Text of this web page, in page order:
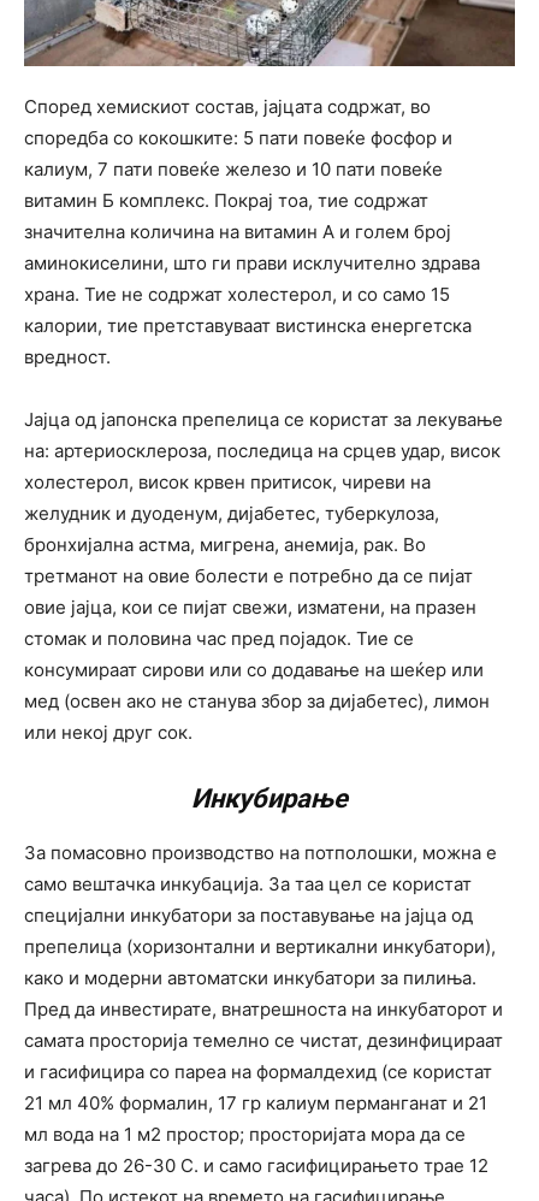
Според хемискиот состав, јајцата содржат, во
споредба со кокошките: 5 пати повеќе фосфор и
калиум, 7 пати повеќе железо и 10 пати повеќе
витамин Б комплекс. Покрај тоа, тие содржат
значителна количина на витамин А и голем број
аминокиселини, што ги прави исклучително здрава
храна. Тие не содржат холестерол, и со само 15
калории, тие претставуваат вистинска енергетска
вредност.
Јајца од јапонска препелица се користат за лекување
на: артериосклероза, последица на срцев удар, висок
холестерол, висок крвен притисок, чиреви на
желудник и дуоденум, дијабетес, туберкулоза,
бронхијална астма, мигрена, анемија, рак. Во
третманот на овие болести е потребно да се пијат
овие јајца, кои се пијат свежи, изматени, на празен
стомак и половина час пред појадок. Тие се
консумираат сирови или со додавање на шеќер или
мед (освен ако не станува збор за дијабетес), лимон
или некој друг сок.
Инкубирање
За помасовно производство на потполошки, можна е
само вештачка инкубација. За таа цел се користат
специјални инкубатори за поставување на јајца од
препелица (хоризонтални и вертикални инкубатори),
како и модерни автоматски инкубатори за пилиња.
Пред да инвестирате, внатрешноста на инкубаторот и
самата просторија темелно се чистат, дезинфицираат
и гасифицира со пареа на формалдехид (се користат
21 мл 40% формалин, 17 гр калиум перманганат и 21
мл вода на 1 м2 простор; просторијата мора да се
загрева до 26-30 C. и само гасифицирањето трае 12